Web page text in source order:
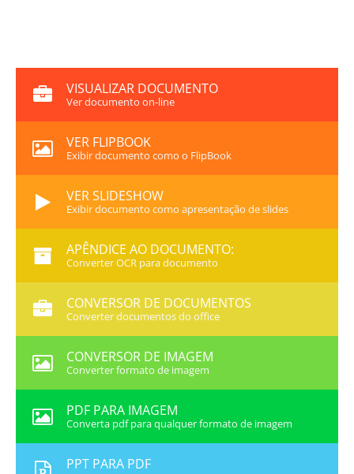
VISUALIZAR DOCUMENTO
Ver documento on-line
VER FLIPBOOK
Exibir documento como o FlipBook
VER SLIDESHOW
Exibir documento como apresentação de slides
APÊNDICE AO DOCUMENTO:
Converter OCR para documento
CONVERSOR DE DOCUMENTOS
Converter documentos do office
CONVERSOR DE IMAGEM
Converter formato de imagem
PDF PARA IMAGEM
Converta pdf para qualquer formato de imagem
PPT PARA PDF